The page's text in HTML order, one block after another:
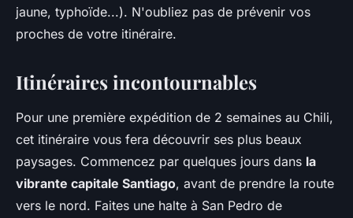
jaune, typhoïde...). N'oubliez pas de prévenir vos
proches de votre itinéraire.
Itinéraires incontournables
Pour une première expédition de 2 semaines au Chili,
cet itinéraire vous fera découvrir ses plus beaux
paysages. Commencez par quelques jours dans la
vibrante capitale Santiago, avant de prendre la route
vers le nord. Faites une halte à San Pedro de